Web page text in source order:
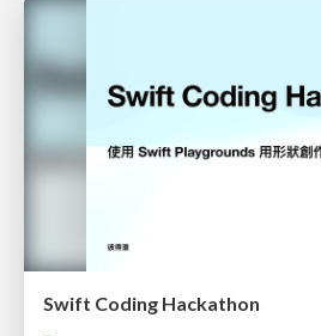
Swift Coding Hackathon